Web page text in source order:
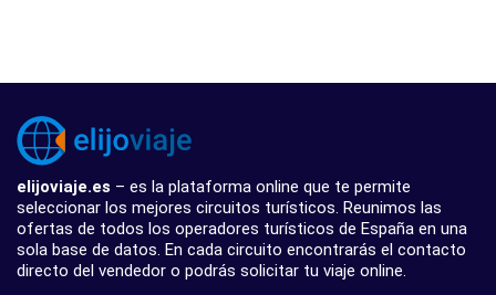
elijoviaje.es – es la plataforma online que te permite
seleccionar los mejores circuitos turísticos. Reunimos las
ofertas de todos los operadores turísticos de España en una
sola base de datos. En cada circuito encontrarás el contacto
directo del vendedor o podrás solicitar tu viaje online.